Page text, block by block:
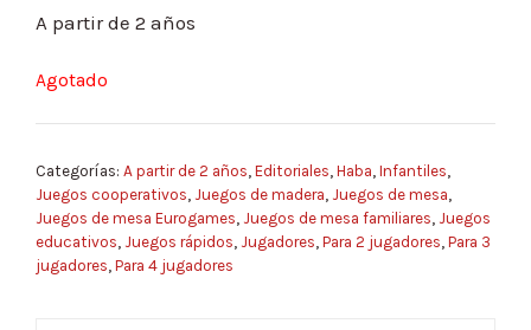
A partir de 2 años
Agotado
Categorías: A partir de 2 años Editoriales Haba Infantiles
Juegos cooperativos Juegos de madera Juegos de mesa
Juegos de mesa Eurogames Juegos de mesa familiares Juegos
educativos Juegos rápidos Jugadores Para 2 jugadores Para 3
jugadores Para 4 jugadores